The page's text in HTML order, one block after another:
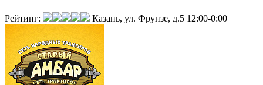
Рейтинг: Казань, ул. Фрунзе, д.5 12:00-0:00